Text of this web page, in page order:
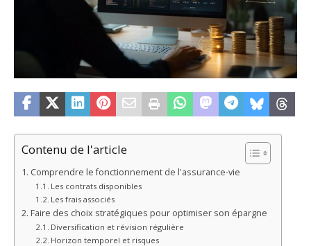
Contenu de l'article
Comprendre le fonctionnement de l'assurance-vie
Les contrats disponibles
Les frais associés
Faire des choix stratégiques pour optimiser son épargne
Diversification et révision régulière
Horizon temporel et risques